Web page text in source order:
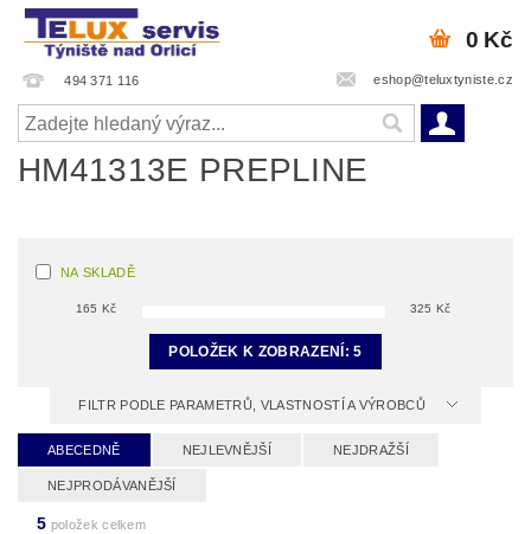
494 371 116 eshop@teluxtyniste.cz
0 Kč
HM41313E PREPLINE
NA SKLADĚ
165 Kč 325 Kč
POLOŽEK K ZOBRAZENÍ:5
FILTR PODLE PARAMETRŮ, VLASTNOSTÍ A VÝROBCŮ
ABECEDNĚ NEJLEVNĚJŠÍ NEJDRAŽŠÍ
NEJPRODÁVANĚJŠÍ
5 položek celkem